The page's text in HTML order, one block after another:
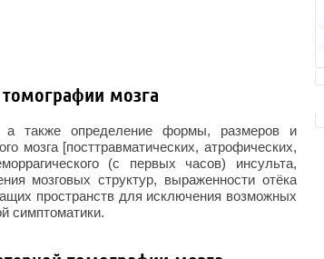
мозга
также определение формы, размеров и
мозга [посттравматических, атрофических,
(с первых часов) инсульта,
мозговых структур, выраженности отёка
пространств для исключения возможных
симптоматики.